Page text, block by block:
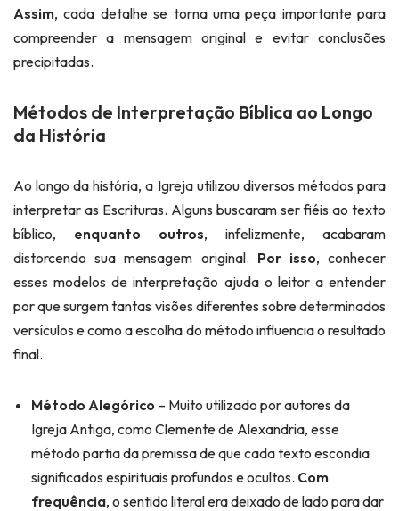
Assim, cada detalhe se torna uma peça importante para
compreender a mensagem original e evitar conclusões
precipitadas.
Métodos de Interpretação Bíblica ao Longo
da História
Ao longo da história, a Igreja utilizou diversos métodos para
interpretar as Escrituras. Alguns buscaram ser fiéis ao texto
bíblico, enquanto outros, infelizmente, acabaram
distorcendo sua mensagem original. Por isso, conhecer
esses modelos de interpretação ajuda o leitor a entender
por que surgem tantas visões diferentes sobre determinados
versículos e como a escolha do método influencia o resultado
final.
Método Alegórico – Muito utilizado por autores da
Igreja Antiga, como Clemente de Alexandria, esse
método partia da premissa de que cada texto escondia
significados espirituais profundos e ocultos. Com
frequência, o sentido literal era deixado de lado para dar